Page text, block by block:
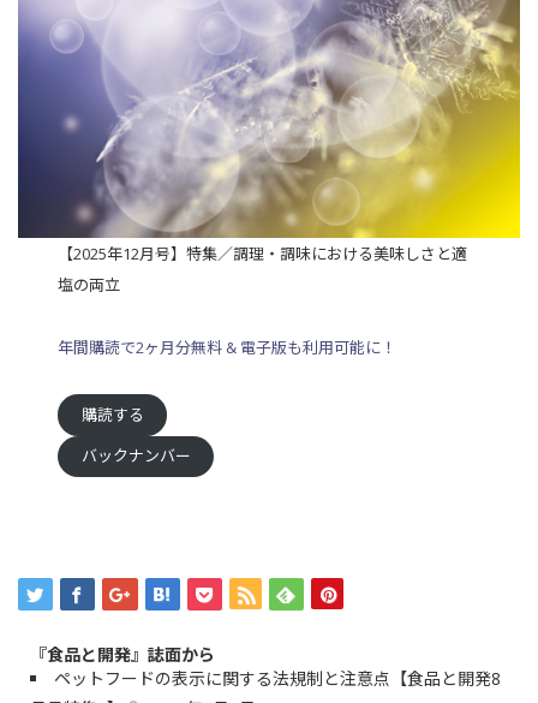
【2025年12月号】特集／調理・調味における美味しさと適
塩の両立
年間購読で2ヶ月分無料 & 電子版も利用可能に！
購読する
バックナンバー
『食品と開発』誌面から
ペットフードの表示に関する法規制と注意点【食品と開発8